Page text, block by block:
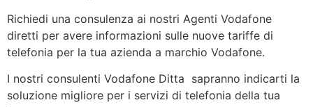
Richiedi una consulenza ai nostri Agenti Vodafone
diretti per avere informazioni sulle nuove tariffe di
telefonia per la tua azienda a marchio Vodafone.
I nostri consulenti Vodafone Ditta sapranno indicarti la
soluzione migliore per i servizi di telefonia della tua